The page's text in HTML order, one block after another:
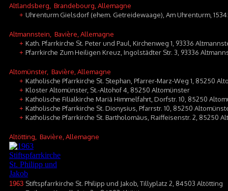
Altlandsberg , Brandebourg, Allemagne
+ Uhrenturm Gielsdorf (ehem. Getreidewaage), Am Uhrenturm,
Altmannstein , Bavière, Allemagne
+ Kath. Pfarrkirche St. Peter und Paul, Kirchenweg 1, 93336
+ Pfarrkirche Zum Heiligen Kreuz, Ingolstädter Str. 3, 93336
Altomünster, Bavière, Allemagne
+ Katholische Pfarrkirche St. Stephan, Pfarrer-Marz-Weg 1, 85250
+ Kloster Altomünster, St.-Altohof 4, 85250 Altomünster
+ Katholische Filialkirche Mariä Himmelfahrt, Dorfstr. 10, 85250
+ Katholische Pfarrkirche St. Dionysius, Pfarrstr. 10, 85250
+ Katholische Pfarrkirche St. Bartholomäus, Raiffeisenstr. 2, 85250
Altötting , Bavière, Allemagne
1963 Stiftspfarrkirche St. Philipp und Jakob, Tillyplatz 2, 84503 Altötting